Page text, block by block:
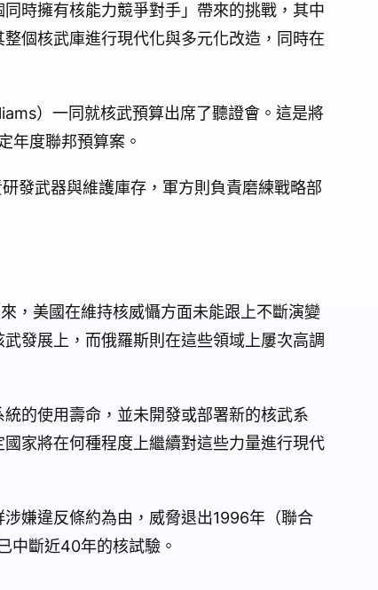
時擁有核能力競爭對手」帶來的挑戰，其中
個核武庫進行現代化與多元化改造，同時在
）一同就核武預算出席了聽證會。這是將
年度聯邦預算案。
發武器與維護庫存，軍方則負責磨練戰略部
，美國在維持核威懾方面未能跟上不斷演變
發展上，而俄羅斯則在這些領域上屢次高調
的使用壽命，並未開發或部署新的核武系
家將在何種程度上繼續對這些力量進行現代
嫌違反條約為由，威脅退出1996年（聯合
中斷近40年的核試驗。